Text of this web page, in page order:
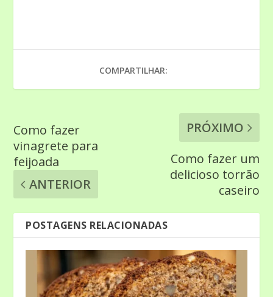
COMPARTILHAR:
Como fazer
vinagrete para
feijoada
ANTERIOR
PRÓXIMO
Como fazer um
delicioso torrão
caseiro
POSTAGENS RELACIONADAS